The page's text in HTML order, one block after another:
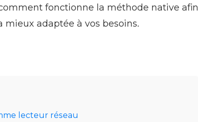
fonctionne la méthode native afin
adaptée à vos besoins.
lecteur réseau